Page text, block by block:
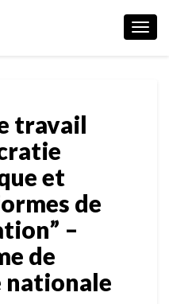
travail
et
de
–
de
nationale